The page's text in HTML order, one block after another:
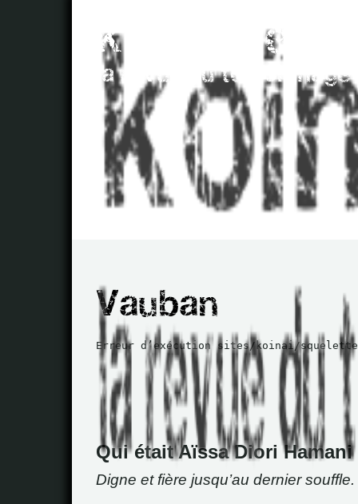
Erreur d’exécution sites/koinai/
Qui était Aïssa Diori Hamani
Digne et fière jusqu’au dernier souffle.